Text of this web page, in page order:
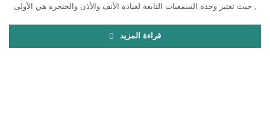
, حيث تعتبر وحدة السمعيات التابعة لعيادة الأنف والأذن والحنجره هي الأولى
مؤهل , حيث اصبح بأمكان العملاء والمراجعين اجراء […]
قراءة المزيد